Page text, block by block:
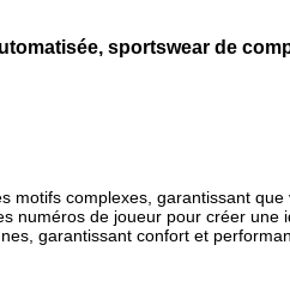
sportswear de
complexes, garantissant que
numéros de joueur pour créer une
garantissant confort et